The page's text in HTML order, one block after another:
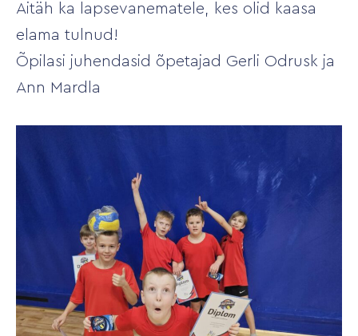
Aitäh ka lapsevanematele, kes olid kaasa
elama tulnud!
Õpilasi juhendasid õpetajad Gerli Odrusk ja
Ann Mardla